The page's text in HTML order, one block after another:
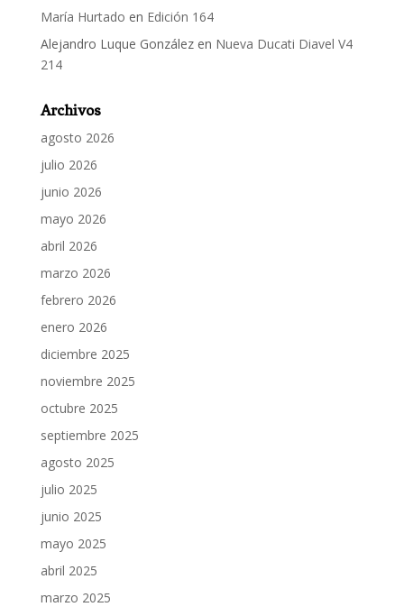
María Hurtado en Edición 164
Alejandro Luque Gonzálezen Nueva Ducati Diavel V4
214
Archivos
agosto 2026
julio 2026
junio 2026
mayo 2026
abril 2026
marzo 2026
febrero 2026
enero 2026
diciembre 2025
noviembre 2025
octubre 2025
septiembre 2025
agosto 2025
julio 2025
junio 2025
mayo 2025
abril 2025
marzo 2025